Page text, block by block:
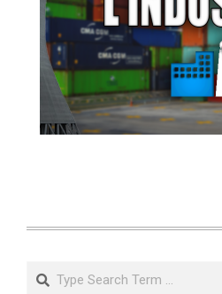
Search